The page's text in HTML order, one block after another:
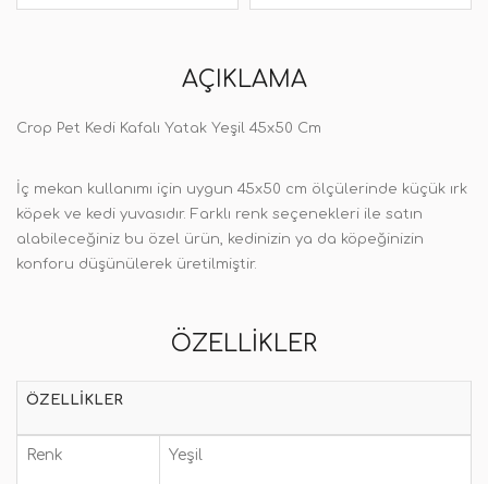
AÇIKLAMA
Crop Pet Kedi Kafalı Yatak Yeşil 45x50 Cm
İç mekan kullanımı için uygun 45x50 cm ölçülerinde küçük ırk
köpek ve kedi yuvasıdır. Farklı renk seçenekleri ile satın
alabileceğiniz bu özel ürün, kedinizin ya da köpeğinizin
konforu düşünülerek üretilmiştir.
ÖZELLIKLER
ÖZELLIKLER
Renk Yeşil